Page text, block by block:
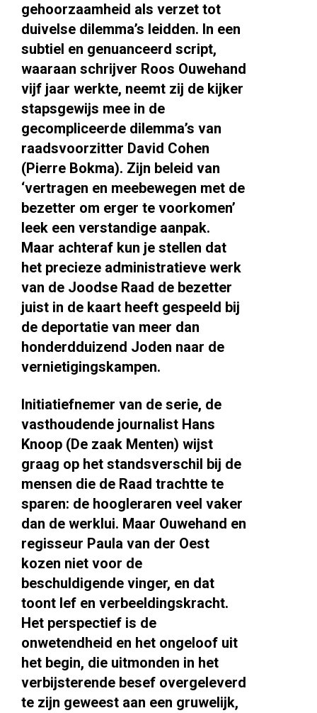
gehoorzaamheid als verzet tot
duivelse dilemma’s leidden. In een
subtiel en genuanceerd script,
waaraan schrijver Roos Ouwehand
vijf jaar werkte, neemt zij de kijker
stapsgewijs mee in de
gecompliceerde dilemma’s van
raadsvoorzitter David Cohen
(Pierre Bokma). Zijn beleid van
‘vertragen en meebewegen met de
bezetter om erger te voorkomen’
leek een verstandige aanpak.
Maar achteraf kun je stellen dat
het precieze administratieve werk
van de Joodse Raad de bezetter
juist in de kaart heeft gespeeld bij
de deportatie van meer dan
honderdduizend Joden naar de
vernietigingskampen.
Initiatiefnemer van de serie, de
vasthoudende journalist Hans
Knoop (De zaak Menten) wijst
graag op het standsverschil bij de
mensen die de Raad trachtte te
sparen: de hoogleraren veel vaker
dan de werklui. Maar Ouwehand en
regisseur Paula van der Oest
kozen niet voor de
beschuldigende vinger, en dat
toont lef en verbeeldingskracht.
Het perspectief is de
onwetendheid en het ongeloof uit
het begin, die uitmonden in het
verbijsterende besef overgeleverd
te zijn geweest aan een gruwelijk,